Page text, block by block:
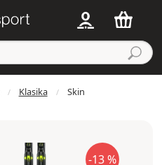
Klasika Skin
-13 %